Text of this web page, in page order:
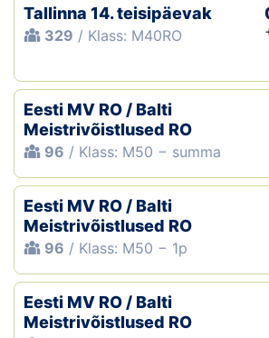
Tallinna 14. teisipäevak
329 / Klass: M40RO
Eesti MV RO / Balti
Meistrivõistlused RO
96 / Klass: M50 − summa
Eesti MV RO / Balti
Meistrivõistlused RO
96 / Klass: M50 − 1p
Eesti MV RO / Balti
Meistrivõistlused RO